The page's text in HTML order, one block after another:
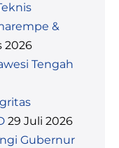
&
2026
Tengah
29 Juli 2026
Gubernur